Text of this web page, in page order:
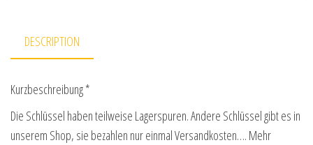
DESCRIPTION
Kurzbeschreibung *
Die Schlüssel haben teilweise Lagerspuren. Andere Schlüssel gibt es in
unserem Shop, sie bezahlen nur einmal Versandkosten…. Mehr